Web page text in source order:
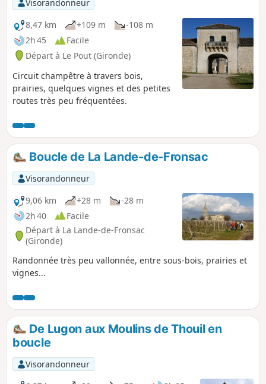
Visorandonneur
8,47 km
+109 m
-108 m
2h 45
Facile
Départ à Le Pout (Gironde)
Circuit champêtre à travers bois,
prairies, quelques vignes et des petites
routes très peu fréquentées.
Boucle de La Lande-de-Fronsac
Visorandonneur
9,06 km
+28 m
-28 m
2h 40
Facile
Départ à La Lande-de-Fronsac
(Gironde)
Randonnée très peu vallonnée, entre sous-bois, prairies et
vignes...
De Lugon aux Moulins de Thouil en
boucle
Visorandonneur